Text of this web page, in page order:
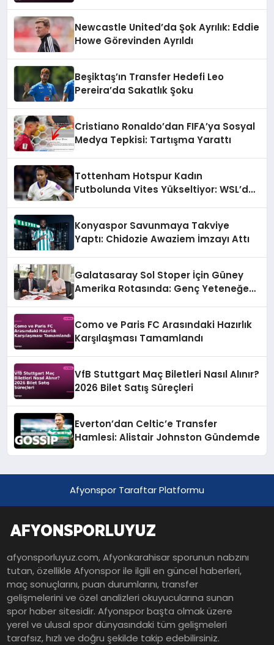
Newcastle United’da Şok Ayrılık: Eddie
Howe Görevinden Ayrıldı
Beşiktaş’ın Transfer Hedefi Leo
Pereira’da Sakatlık Şoku
Cristiano Ronaldo’dan FIFA’ya Sosyal
Medya Tepkisi: Tartışma Yarattı
Tottenham Hotspur Kadın
Futbolunda Vites Yükseltiyor: WSL’de
Konyaspor Savunmaya Takviye
Yaptı: Chidozie Awaziem İmzayı Attı
Galatasaray Sol Stoper İçin Güney
Amerika Rotasında: Genç Yeteneğe
Como ve Paris FC Arasındaki Hazırlık
Karşılaşması Tamamlandı
VfB Stuttgart Maç Biletleri Nasıl Alınır?
2026 Bilet Satış Süreçleri
Everton’dan Celtic’e Transfer
Hamlesi: Alistair Johnston Gündemde
Afyonspor Taraftar Platformu
afyonsporluyuz.com, Afyonkarahisar sporunun nabzını
tutan, özellikle Afyonspor ile ilgili en güncel haberleri,
maç sonuçlarını, puan durumlarını, transfer
gelişmelerini ve özel analizleri okuyucularına sunan
spor haber sitesidir. Afyonspor başta olmak üzere
yerel ve ulusal spor dünyasındaki tüm gelişmeleri
tarafsız, hızlı ve doğru şekilde takip edebilirsiniz.